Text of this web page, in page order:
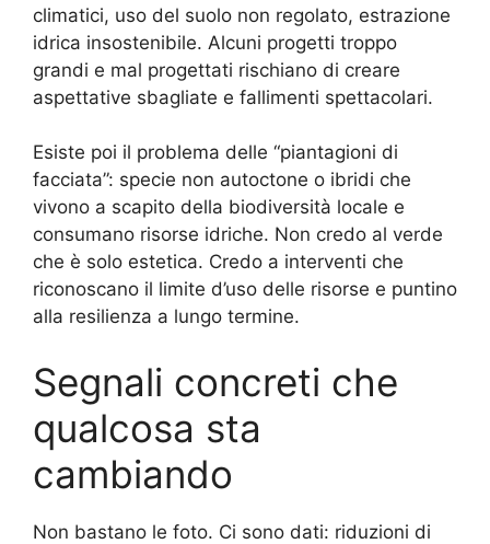
climatici, uso del suolo non regolato, estrazione
idrica insostenibile. Alcuni progetti troppo
grandi e mal progettati rischiano di creare
aspettative sbagliate e fallimenti spettacolari.
Esiste poi il problema delle “piantagioni di
facciata”: specie non autoctone o ibridi che
vivono a scapito della biodiversità locale e
consumano risorse idriche. Non credo al verde
che è solo estetica. Credo a interventi che
riconoscano il limite d’uso delle risorse e puntino
alla resilienza a lungo termine.
Segnali concreti che
qualcosa sta
cambiando
Non bastano le foto. Ci sono dati: riduzioni di